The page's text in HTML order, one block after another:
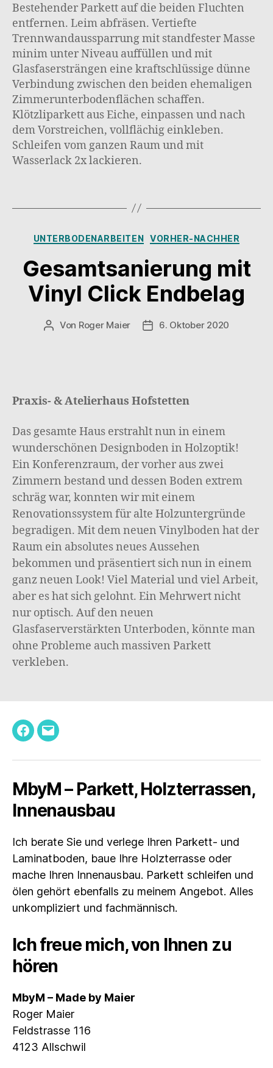
Bestehender Parkett auf die beiden Fluchten
entfernen. Leim abfräsen. Vertiefte
Trennwandaussparrung mit standfester Masse
minim unter Niveau auffüllen und mit
Glasfasersträngen eine kraftschlüssige dünne
Verbindung zwischen den beiden ehemaligen
Zimmerunterbodenflächen schaffen.
Klötzliparkett aus Eiche, einpassen und nach
dem Vorstreichen, vollflächig einkleben.
Schleifen vom ganzen Raum und mit
Wasserlack 2x lackieren.
Kategorien
UNTERBODENARBEITEN VORHER-NACHHER
Gesamtsanierung mit
Vinyl Click Endbelag
Beitragsautor
Von Roger Maier Beitragsdatum
6. Oktober 2020
Praxis- & Atelierhaus Hofstetten
Das gesamte Haus erstrahlt nun in einem
wunderschönen Designboden in Holzoptik!
Ein Konferenzraum, der vorher aus zwei
Zimmern bestand und dessen Boden extrem
schräg war, konnten wir mit einem
Renovationssystem für alte Holzuntergründe
begradigen. Mit dem neuen Vinylboden hat der
Raum ein absolutes neues Aussehen
bekommen und präsentiert sich nun in einem
ganz neuen Look! Viel Material und viel Arbeit,
aber es hat sich gelohnt. Ein Mehrwert nicht
nur optisch. Auf den neuen
Glasfaserverstärkten Unterboden, könnte man
ohne Probleme auch massiven Parkett
verkleben.
Facebook
E-
MbyM – Parkett, Holzterrassen,
Innenausbau
Ich berate Sie und verlege Ihren Parkett- und
Laminatboden, baue Ihre Holzterrasse oder
mache Ihren Innenausbau. Parkett schleifen und
ölen gehört ebenfalls zu meinem Angebot. Alles
unkompliziert und fachmännisch.
Ich freue mich, von Ihnen zu
hören
MbyM – Made by Maier
Roger Maier
Feldstrasse 116
4123 Allschwil